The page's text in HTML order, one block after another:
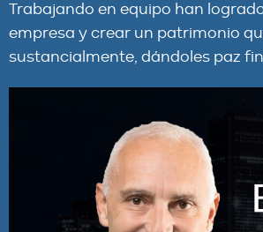
Trabajando en equipo han
empresa y crear un patrimonio
sustancialmente, dándoles paz